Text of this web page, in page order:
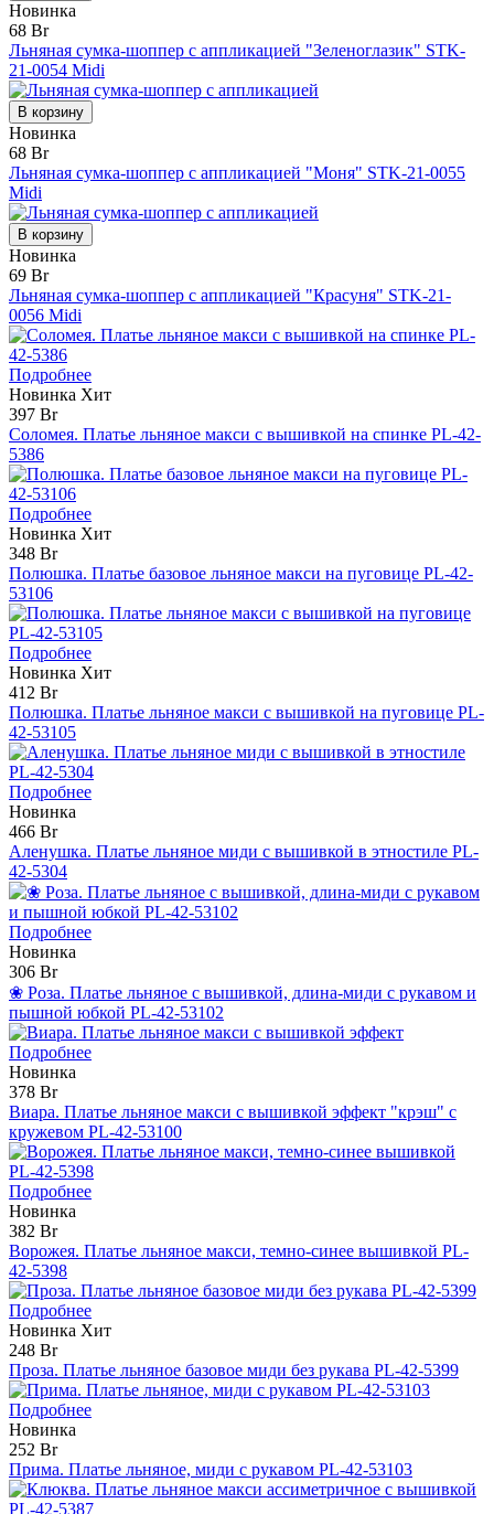
Новинка
68 Br
Льняная сумка-шоппер с аппликацией "Зеленоглазик" STK-
21-0054 Midi
В корзину
Новинка
68 Br
Льняная сумка-шоппер с аппликацией "Моня" STK-21-0055
Midi
В корзину
Новинка
69 Br
Льняная сумка-шоппер с аппликацией "Красуня" STK-21-
0056 Midi
Подробнее
Новинка Хит
397 Br
Соломея. Платье льняное макси с вышивкой на спинке PL-42-
5386
Подробнее
Новинка Хит
348 Br
Полюшка. Платье базовое льняное макси на пуговице PL-42-
53106
Подробнее
Новинка Хит
412 Br
Полюшка. Платье льняное макси с вышивкой на пуговице PL-
42-53105
Подробнее
Новинка
466 Br
Аленушка. Платье льняное миди с вышивкой в этностиле PL-
42-5304
Подробнее
Новинка
306 Br
❀ Роза. Платье льняное с вышивкой, длина-миди с рукавом и
пышной юбкой PL-42-53102
Подробнее
Новинка
378 Br
Виара. Платье льняное макси с вышивкой эффект "крэш" с
кружевом PL-42-53100
Подробнее
Новинка
382 Br
Ворожея. Платье льняное макси, темно-синее вышивкой PL-
42-5398
Подробнее
Новинка Хит
248 Br
Проза. Платье льняное базовое миди без рукава PL-42-5399
Подробнее
Новинка
252 Br
Прима. Платье льняное, миди с рукавом PL-42-53103